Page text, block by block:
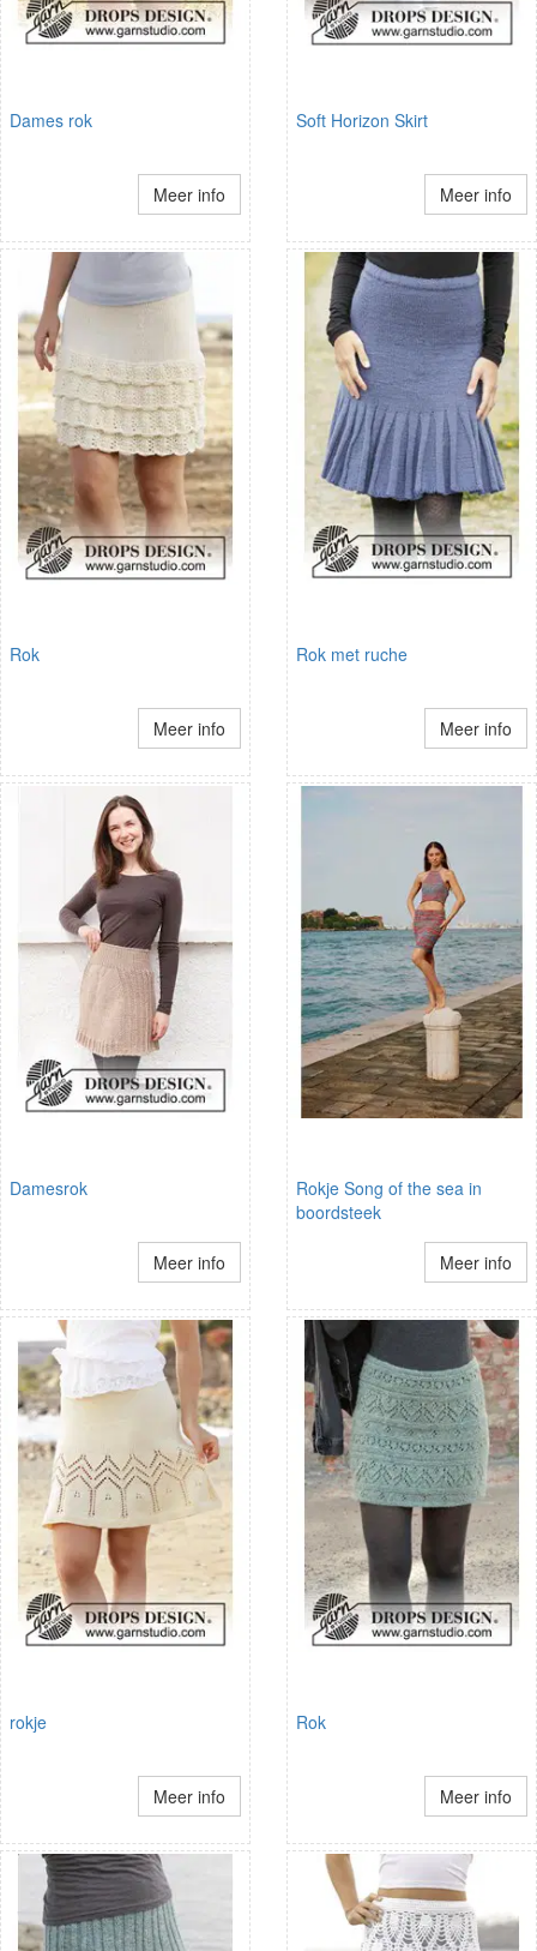
Dames rok
Meer info
Soft Horizon Skirt
Meer info
Rok
Meer info
Rok met ruche
Meer info
Damesrok
Meer info
Rokje Song of the sea in
boordsteek
Meer info
rokje
Meer info
Rok
Meer info